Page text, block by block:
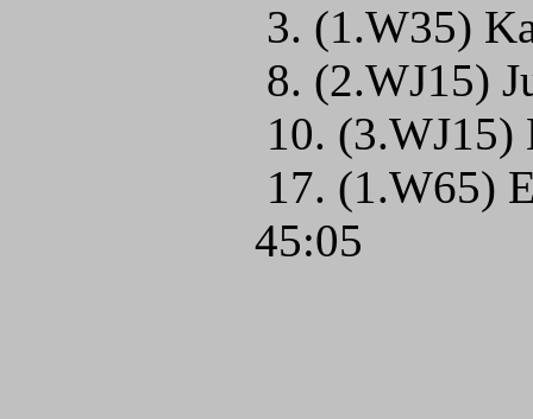
3. (1.W35)
8. (2.WJ15)
10.
17. (1.W65)
45:05